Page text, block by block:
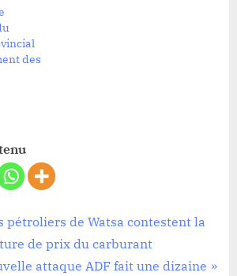
des
pétroliers de Watsa contestent la
de prix du carburant
attaque ADF fait une dizaine